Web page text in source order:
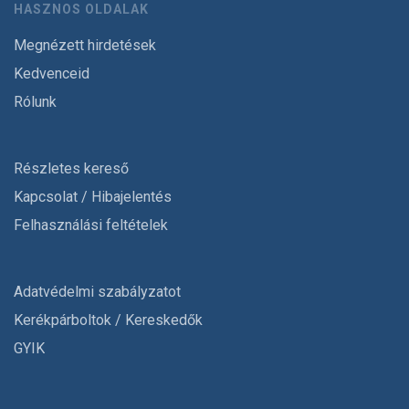
HASZNOS OLDALAK
Megnézett hirdetések
Kedvenceid
Rólunk
Részletes kereső
Kapcsolat / Hibajelentés
Felhasználási feltételek
Adatvédelmi szabályzatot
Kerékpárboltok / Kereskedők
GYIK